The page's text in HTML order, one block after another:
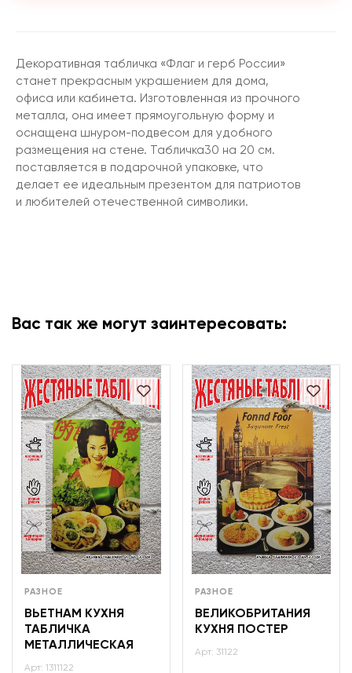
Декоративная табличка «Флаг и герб России»
станет прекрасным украшением для дома,
офиса или кабинета. Изготовленная из прочного
металла, она имеет прямоугольную форму и
оснащена шнуром-подвесом для удобного
размещения на стене. Табличка30 на 20 см.
поставляется в подарочной упаковке, что
делает ее идеальным презентом для патриотов
и любителей отечественной символики.
Вас так же могут заинтересовать:
РАЗНОЕ
ВЬЕТНАМ КУХНЯ
ТАБЛИЧКА
МЕТАЛЛИЧЕСКАЯ
Арт: 1311122
РАЗНОЕ
ВЕЛИКОБРИТАНИЯ
КУХНЯ ПОСТЕР
Арт: 31122